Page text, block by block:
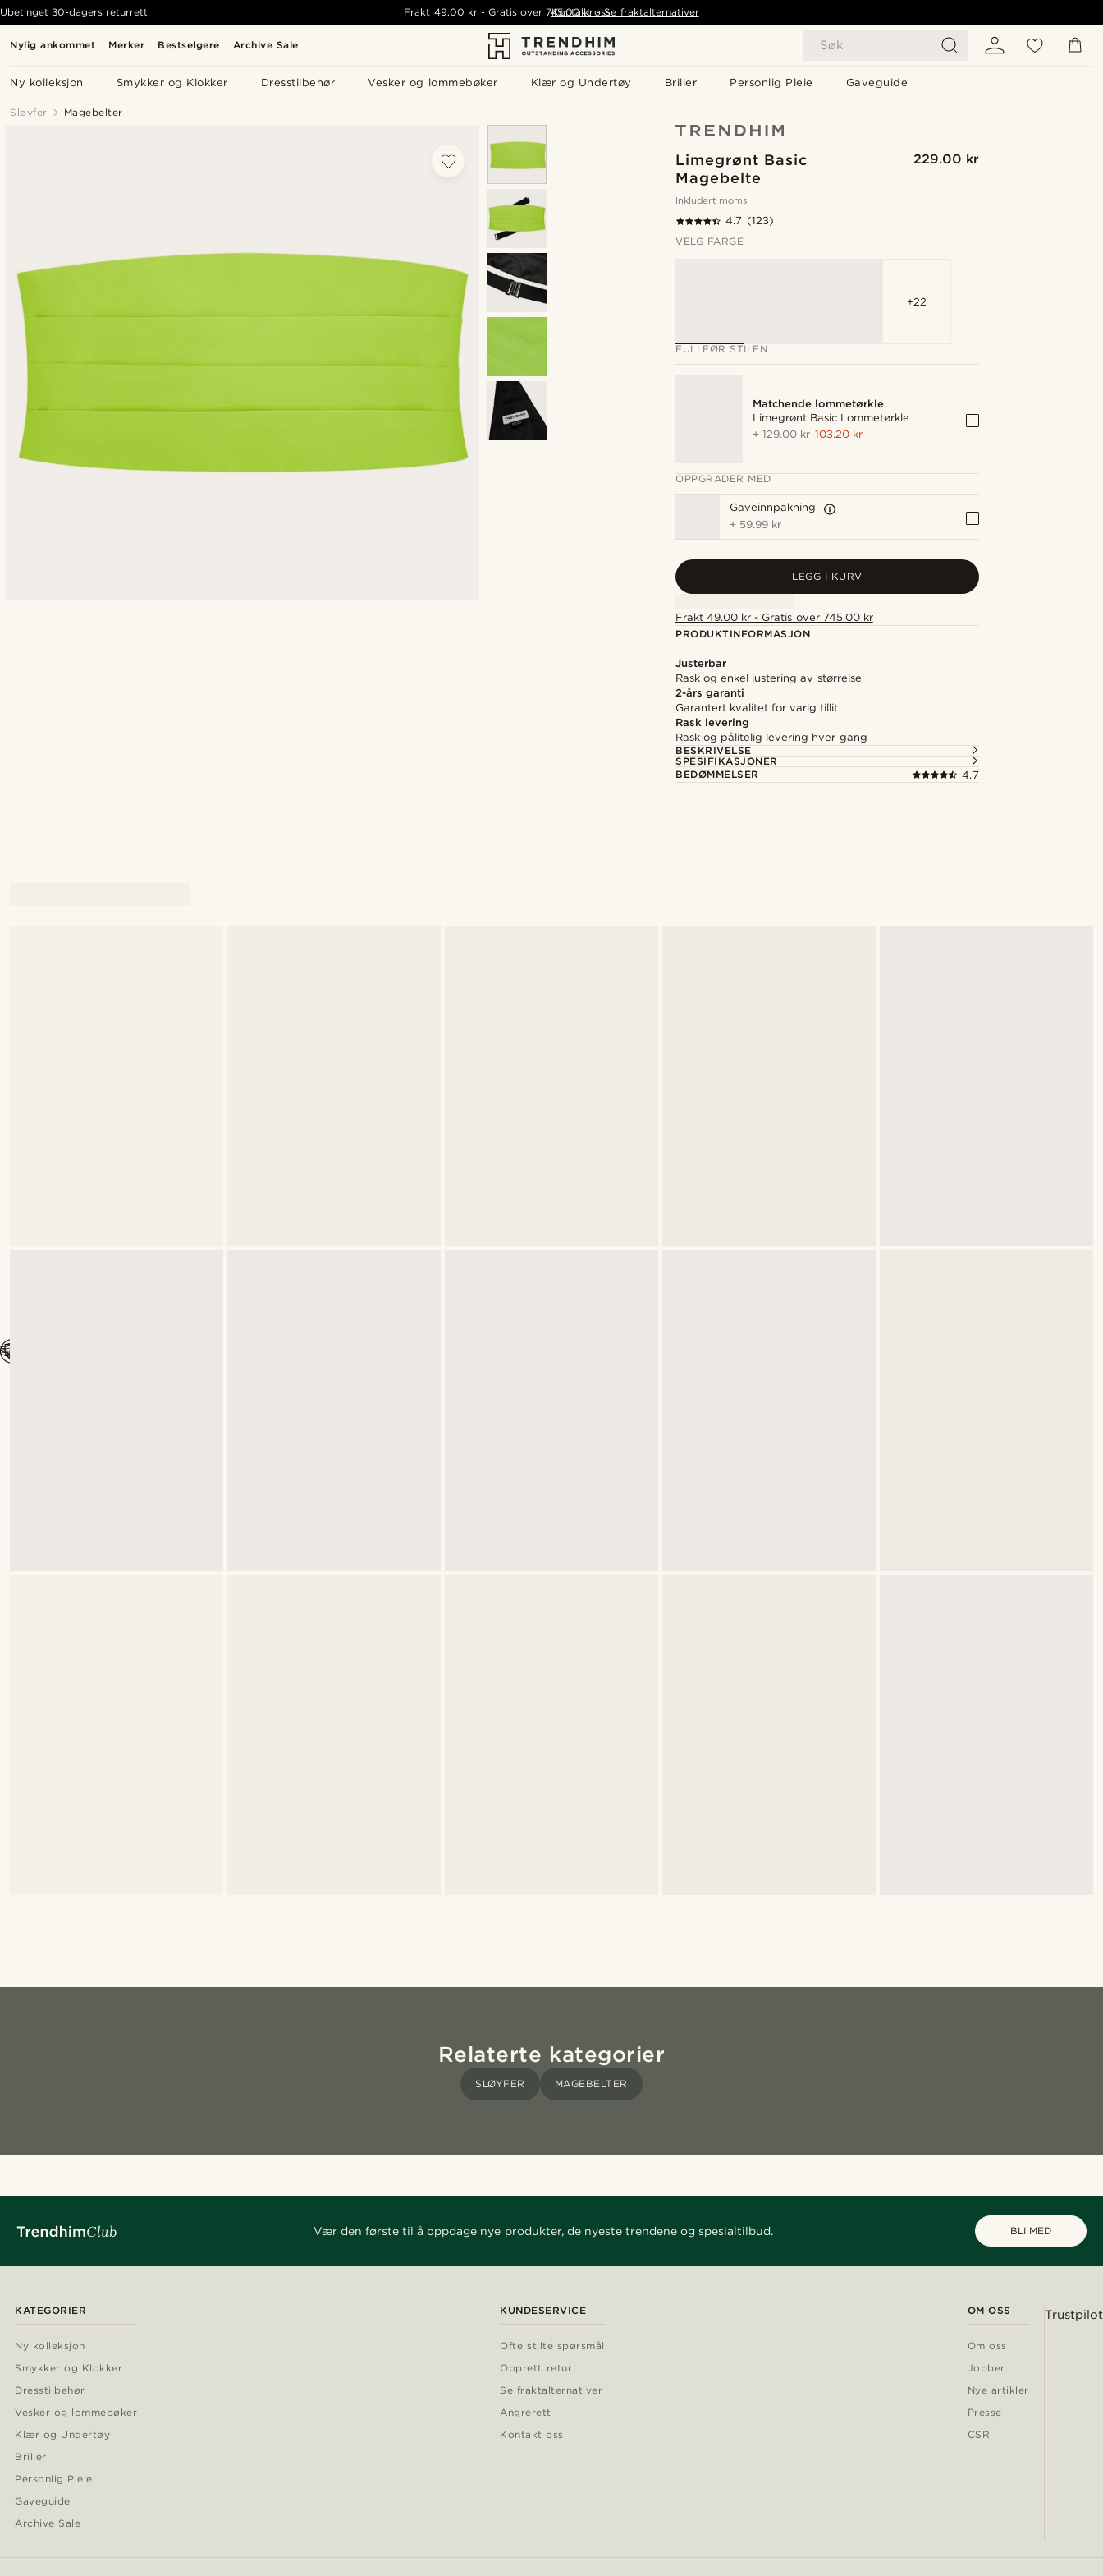
Nylig ankommet Merker Bestselgere Archive Sale Søk
Ny kolleksjon Smykker og Klokker Dresstilbehør Vesker og lommebøker Klær og Undertøy Briller Personlig Pleie Gaveguide
Ubetinget 30-dagers returrett Frakt 49.00 kr- Gratis over 745.00 kr - Se fraktalternativer
Kontakt oss
Sløyfer Magebelter
Limegrønt Basic
Magebelte
229.00 kr
Inkludert moms
4.7 (123)
VELG FARGE
+22
FULLFØR STILEN
Matchende lommetørkle
Limegrønt Basic Lommetørkle
+129.00 kr 103.20 kr
OPPGRADER MED
Gaveinnpakning
+ 59.99 kr
LEGG I KURV
Frakt 49.00 kr - Gratis over 745.00 kr
PRODUKTINFORMASJON
Justerbar
Rask og enkel justering av størrelse
2-års garanti
Garantert kvalitet for varig tillit
Rask levering
Rask og pålitelig levering hver gang
BESKRIVELSE
SPESIFIKASJONER
BEDØMMELSER
4.7
Relaterte kategorier
SLØYFER MAGEBELTER
Vær den første til å oppdage nye produkter, de nyeste trendene og spesialtilbud. BLI MED
KATEGORIER
Ny kolleksjon
Smykker og Klokker
Dresstilbehør
Vesker og lommebøker
Klær og Undertøy
Briller
Personlig Pleie
Gaveguide
Archive Sale
KUNDESERVICE
Ofte stilte spørsmål
Opprett retur
Se fraktalternativer
Angrerett
Kontakt oss
OM OSS
Om oss
Jobber
Nye artikler
Presse
CSR
Trustpilot